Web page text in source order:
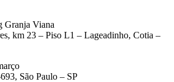
Granja Viana
km 23 – Piso L1 – Lageadinho, Cotia –
São Paulo – SP